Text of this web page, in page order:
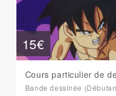
15€
Cours particulier de
Bande dessinée